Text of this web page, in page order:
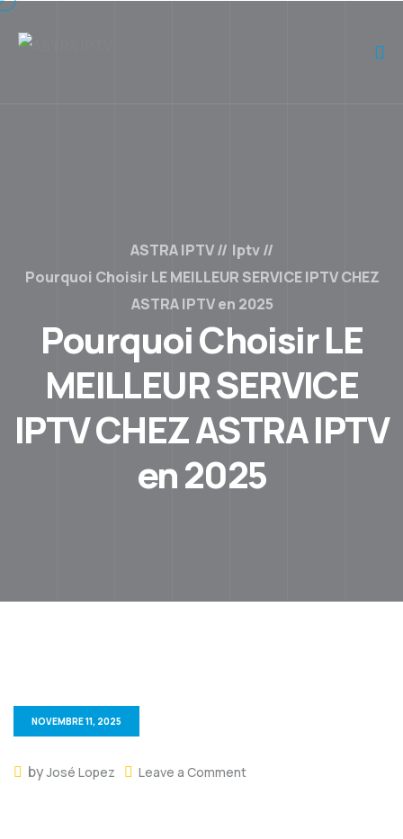
ASTRA IPTV
Iptv
Pourquoi Choisir LE MEILLEUR SERVICE IPTV CHEZ
ASTRA IPTV en 2025
Pourquoi Choisir LE
MEILLEUR SERVICE
IPTV CHEZ ASTRA IPTV
en 2025
NOVEMBRE 11, 2025
byJosé Lopez Leave a Comment